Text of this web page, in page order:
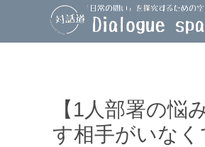
【1人部署の
す相手がいな